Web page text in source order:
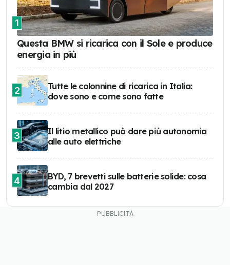
1
Questa BMW si ricarica con il Sole e produce
energia in più
2
Tutte le colonnine di ricarica in Italia:
dove sono e come sono fatte
3
Il litio metallico può dare più autonomia
alle auto elettriche
4
BYD, 7 brevetti sulle batterie solide: cosa
cambia dal 2027